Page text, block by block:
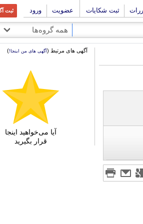
ثبت شکایات عضویت ورود ثبت
همه گروه‌ها
آگهی های مرتبط (آگهی های من اینجا!)
آیا می‌خواهید اینجا
قرار بگیرید